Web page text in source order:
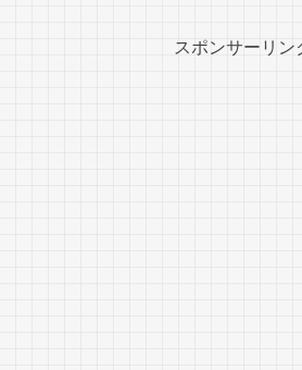
スポンサーリン